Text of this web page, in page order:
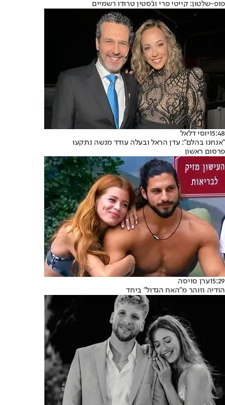
פופ-שלטון: קייטי פרי וג'סטין טרודו רשמיים
15:48יוסי דלאל
"אנחנו בהלם": עדן הראל ובעלה עודד מנשה נתקעו
פרסום ראשון
15:29ערן סויסה
הודיה וזוהר מ"האח הגדול" ביחד